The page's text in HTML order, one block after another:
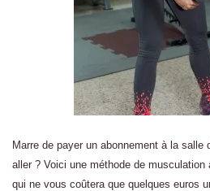
Marre de payer un abonnement à la
aller ? Voici une méthode de
qui ne vous coûtera que quelques euros